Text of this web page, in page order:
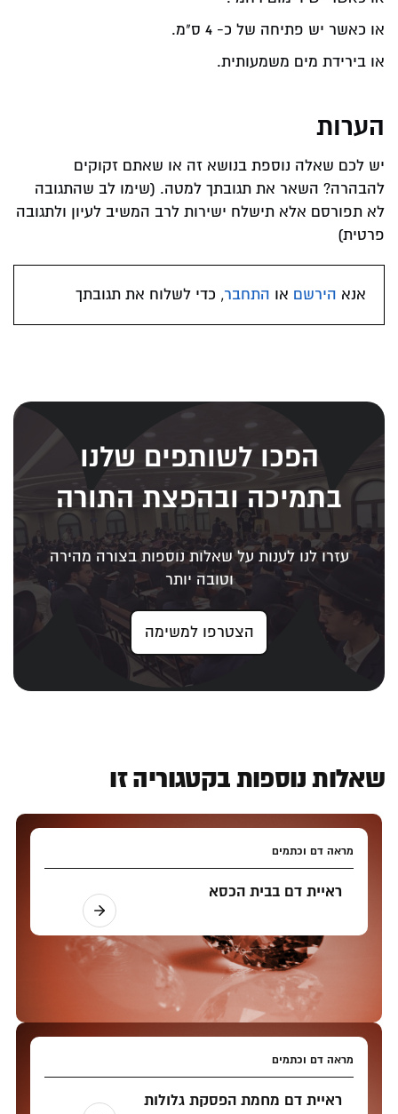
או כאשר יש פתיחה של כ- 4 ס"מ.
או בירידת מים משמעותית.
הערות
יש לכם שאלה נוספת בנושא זה או שאתם זקוקים
להבהרה? השאר את תגובתך למטה. (שימו לב שהתגובה
לא תפורסם אלא תישלח ישירות לרב המשיב לעיון ולתגובה
פרטית)
אנא הירשם או התחבר, כדי לשלוח את תגובתך
הפכו לשותפים שלנו
בתמיכה ובהפצת התורה
עזרו לנו לענות על שאלות נוספות בצורה מהירה
וטובה יותר
הצטרפו למשימה
שאלות נוספות בקטגוריה זו
מראה דם וכתמים
ראיית דם בבית הכסא
מראה דם וכתמים
ראיית דם מחמת הפסקת גלולות